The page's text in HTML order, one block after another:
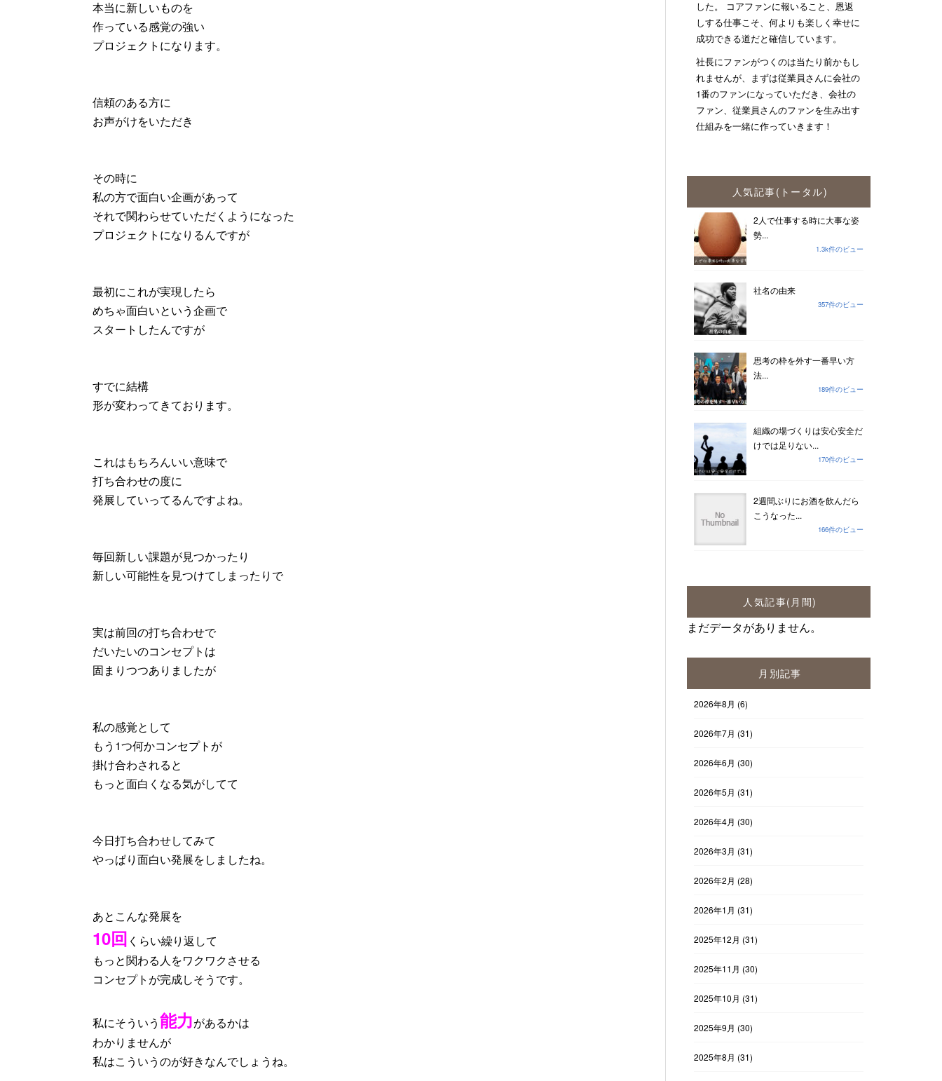
本当に新しいものを
作っている感覚の強い
プロジェクトになります。
信頼のある方に
お声がけをいただき
その時に
私の方で面白い企画があって
それで関わらせていただくようになった
プロジェクトになりるんですが
最初にこれが実現したら
めちゃ面白いという企画で
スタートしたんですが
すでに結構
形が変わってきております。
これはもちろんいい意味で
打ち合わせの度に
発展していってるんですよね。
毎回新しい課題が見つかったり
新しい可能性を見つけてしまったりで
実は前回の打ち合わせで
だいたいのコンセプトは
固まりつつありましたが
私の感覚として
もう1つ何かコンセプトが
掛け合わされると
もっと面白くなる気がしてて
今日打ち合わせしてみて
やっぱり面白い発展をしましたね。
あとこんな発展を
10回 くらい繰り返して
もっと関わる人をワクワクさせる
コンセプトが完成しそうです。
私にそういう能力があるかは
わかりませんが
私はこういうのが好きなんでしょうね。
した。 コアファンに報いること、恩返
しする仕事こそ、何よりも楽しく幸せに
成功できる道だと確信しています。
社長にファンがつくのは当たり前かもし
れませんが、まずは従業員さんに会社の
1番のファンになっていただき、会社の
ファン、従業員さんのファンを生み出す
仕組みを一緒に作っていきます！
人気記事(トータル)
2人で仕事する時に大事な姿
勢...
1.3k件のビュー
社名の由来
357件のビュー
思考の枠を外す一番早い方
法...
189件のビュー
組織の場づくりは安心安全だ
けでは足りない...
170件のビュー
2週間ぶりにお酒を飲んだら
こうなった...
166件のビュー
人気記事(月間)
まだデータがありません。
月別記事
2026年8月 (6)
2026年7月 (31)
2026年6月 (30)
2026年5月 (31)
2026年4月 (30)
2026年3月 (31)
2026年2月 (28)
2026年1月 (31)
2025年12月 (31)
2025年11月 (30)
2025年10月 (31)
2025年9月 (30)
2025年8月 (31)